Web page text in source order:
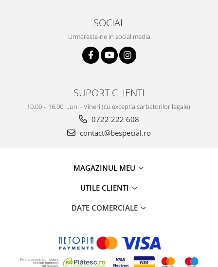
SOCIAL
Urmareste-ne in social media
SUPORT CLIENTI
10.00 – 16.00, Luni - Vineri (cu exceptia sarbatorilor legale).
0722 222 608
contact@bespecial.ro
MAGAZINUL MEU
UTILE CLIENTI
DATE COMERCIALE